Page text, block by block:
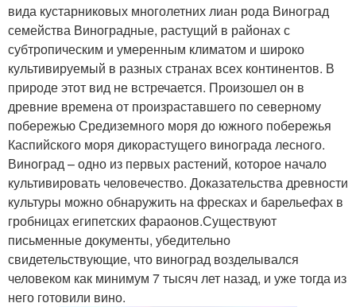
вида кустарниковых многолетних лиан рода Виноград
семейства Виноградные, растущий в районах с
субтропическим и умеренным климатом и широко
культивируемый в разных странах всех континентов. В
природе этот вид не встречается. Произошел он в
древние времена от произраставшего по северному
побережью Средиземного моря до южного побережья
Каспийского моря дикорастущего винограда лесного.
Виноград – одно из первых растений, которое начало
культивировать человечество. Доказательства древности
культуры можно обнаружить на фресках и барельефах в
гробницах египетских фараонов.Существуют
письменные документы, убедительно
свидетельствующие, что виноград возделывался
человеком как минимум 7 тысяч лет назад, и уже тогда из
него готовили вино.